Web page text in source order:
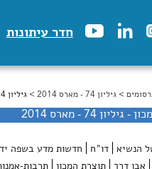
חדר עיתונות
>גיליון 74 - מארס 2014 > גיליון 74 - מארס 2014
74 - מארס 2014
הנשיא דו"ח חדשות מדע בשפה
אבן דרך תוצרת המכון תרבות-